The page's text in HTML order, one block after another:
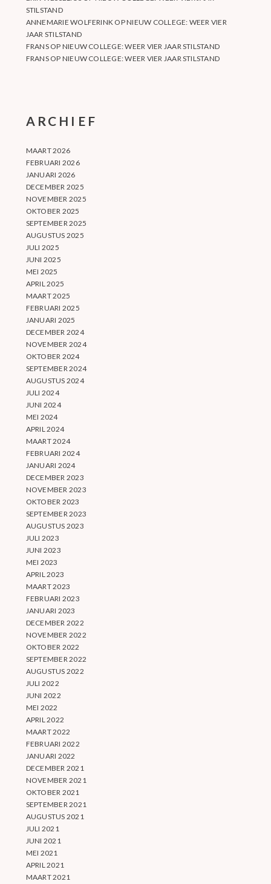
STILSTAND
ANNEMARIE WOLFERINK OPNIEUW COLLEGE: WEER VIER
JAAR STILSTAND
FRANSOP NIEUW COLLEGE: WEER VIER JAAR STILSTAND
FRANSOP NIEUW COLLEGE: WEER VIER JAAR STILSTAND
ARCHIEF
MAART 2026
FEBRUARI 2026
JANUARI 2026
DECEMBER 2025
NOVEMBER 2025
OKTOBER 2025
SEPTEMBER 2025
AUGUSTUS 2025
JULI 2025
JUNI 2025
MEI 2025
APRIL 2025
MAART 2025
FEBRUARI 2025
JANUARI 2025
DECEMBER 2024
NOVEMBER 2024
OKTOBER 2024
SEPTEMBER 2024
AUGUSTUS 2024
JULI 2024
JUNI 2024
MEI 2024
APRIL 2024
MAART 2024
FEBRUARI 2024
JANUARI 2024
DECEMBER 2023
NOVEMBER 2023
OKTOBER 2023
SEPTEMBER 2023
AUGUSTUS 2023
JULI 2023
JUNI 2023
MEI 2023
APRIL 2023
MAART 2023
FEBRUARI 2023
JANUARI 2023
DECEMBER 2022
NOVEMBER 2022
OKTOBER 2022
SEPTEMBER 2022
AUGUSTUS 2022
JULI 2022
JUNI 2022
MEI 2022
APRIL 2022
MAART 2022
FEBRUARI 2022
JANUARI 2022
DECEMBER 2021
NOVEMBER 2021
OKTOBER 2021
SEPTEMBER 2021
AUGUSTUS 2021
JULI 2021
JUNI 2021
MEI 2021
APRIL 2021
MAART 2021